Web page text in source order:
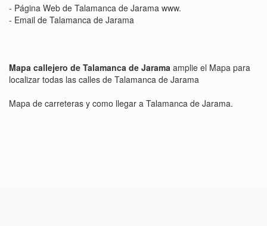
- Página Web de Talamanca de Jarama www.
- Email de Talamanca de Jarama
Mapa callejero de Talamanca de Jarama amplie el Mapa para
localizar todas las calles de Talamanca de Jarama
Mapa de carreteras y como llegar a Talamanca de Jarama.